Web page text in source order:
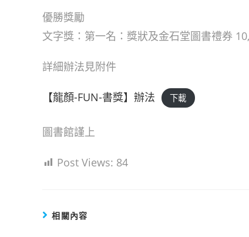
優勝獎勵
文字獎：第一名：獎狀及金石堂圖書禮券
詳細辦法見附件
【龍顏-FUN-書獎】辦法 下載
圖書館謹上
Post Views: 84
相關內容